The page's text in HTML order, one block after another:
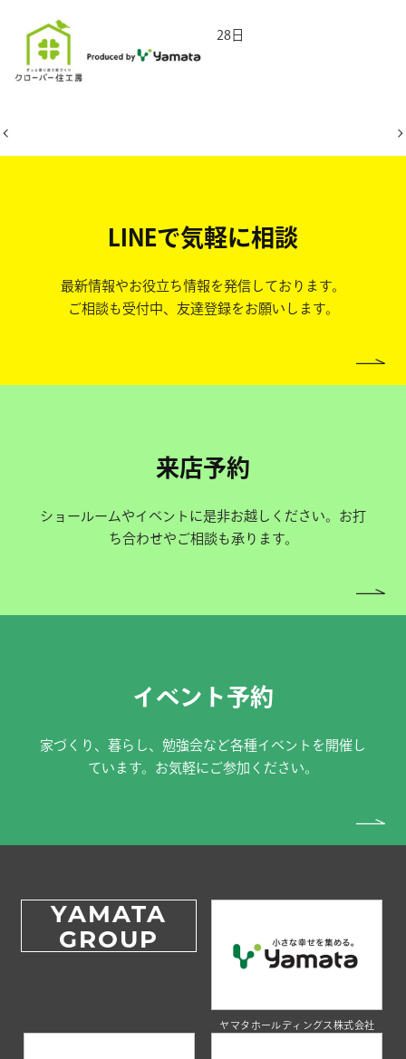
2026年5月28日
LINEで気軽に相談
最新情報やお役立ち情報を発信しております。
ご相談も受付中、友達登録をお願いします。
来店予約
ショールームやイベントに是非お越しください。お打
ち合わせやご相談も承ります。
イベント予約
家づくり、暮らし、勉強会など各種イベントを開催し
ています。お気軽にご参加ください。
YAMATA
GROUP
ヤマタホールディングス株式会社